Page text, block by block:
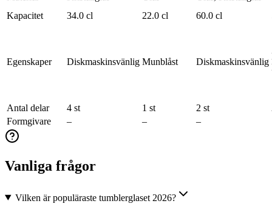
Kapacitet
34.0 cl 22.0 cl 60.0 cl
Egenskaper Diskmaskinsvänlig Munblåst Diskmaskinsvänlig
Antal delar 4 st 1 st 2 st
Formgivare
– – –
Vanliga frågor
Vilken är populäraste tumblerglaset 2026?